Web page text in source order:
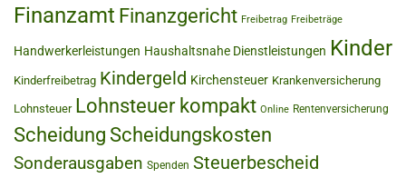
Finanzamt Finanzgericht Freibetrag Freibeträge
Handwerkerleistungen Haushaltsnahe Dienstleistungen Kinder
Kinderfreibetrag Kindergeld Kirchensteuer Krankenversicherung
Lohnsteuer Lohnsteuer kompakt Online Rentenversicherung
Scheidung Scheidungskosten
Sonderausgaben Spenden Steuerbescheid